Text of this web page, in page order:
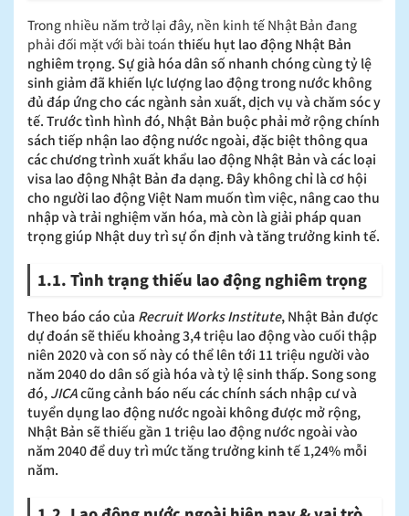
Trong nhiều năm trở lại đây, nền kinh tế Nhật Bản đang
phải đối mặt với bài toán thiếu hụt lao động Nhật Bản
nghiêm trọng. Sự già hóa dân số nhanh chóng cùng tỷ lệ
sinh giảm đã khiến lực lượng lao động trong nước không
đủ đáp ứng cho các ngành sản xuất, dịch vụ và chăm sóc y
tế. Trước tình hình đó, Nhật Bản buộc phải mở rộng chính
sách tiếp nhận lao động nước ngoài, đặc biệt thông qua
các chương trình xuất khẩu lao động Nhật Bản và các loại
visa lao động Nhật Bản đa dạng. Đây không chỉ là cơ hội
cho người lao động Việt Nam muốn tìm việc, nâng cao thu
nhập và trải nghiệm văn hóa, mà còn là giải pháp quan
trọng giúp Nhật duy trì sự ổn định và tăng trưởng kinh tế.
1.1. Tình trạng thiếu lao động nghiêm trọng
Theo báo cáo của Recruit Works Institute, Nhật Bản được
dự đoán sẽ thiếu khoảng 3,4 triệu lao động vào cuối thập
niên 2020 và con số này có thể lên tới 11 triệu người vào
năm 2040 do dân số già hóa và tỷ lệ sinh thấp. Song song
đó, JICAcũng cảnh báo nếu các chính sách nhập cư và
tuyển dụng lao động nước ngoài không được mở rộng,
Nhật Bản sẽ thiếu gần 1 triệu lao động nước ngoài vào
năm 2040 để duy trì mức tăng trưởng kinh tế 1,24% mỗi
năm.